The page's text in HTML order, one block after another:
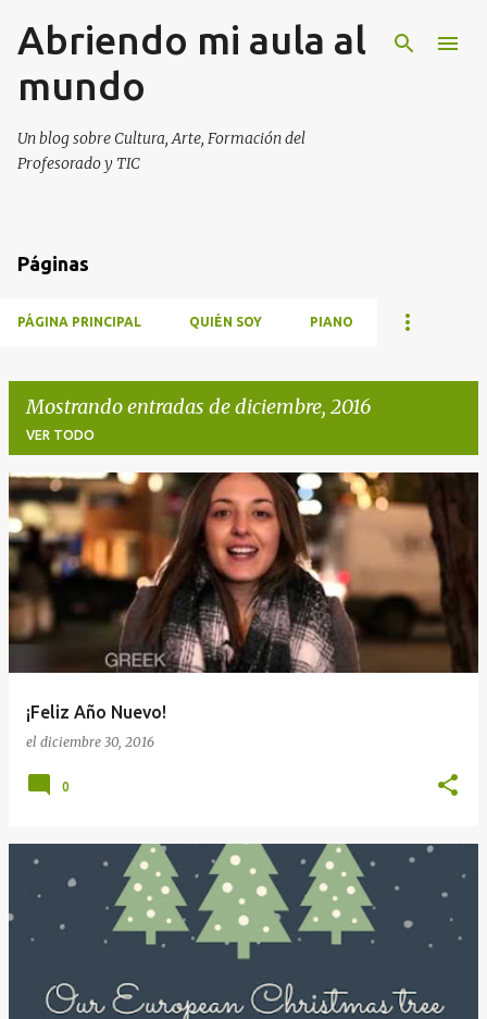
Ir al contenido principal
Abriendo mi aula al
mundo
Un blog sobre Cultura, Arte, Formación del
Profesorado y TIC
Páginas
PÁGINA PRINCIPAL QUIÉN SOY PIANO
Mostrando entradas de diciembre, 2016
VER TODO
E
n
t
r
a
¡Feliz Año Nuevo!
el diciembre 30, 2016
0